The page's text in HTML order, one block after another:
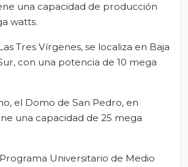
una capacidad de producción
watts.
Tres Vírgenes, se localiza en Baja
con una potencia de 10 mega
el Domo de San Pedro, en
una capacidad de 25 mega
Universitario de Medio